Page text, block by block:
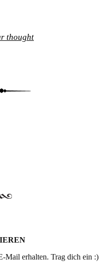
thought
Mail erhalten. Trag dich ein :)